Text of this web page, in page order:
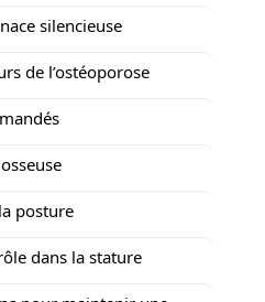
silencieuse
de l’ostéoporose
posture
dans la stature